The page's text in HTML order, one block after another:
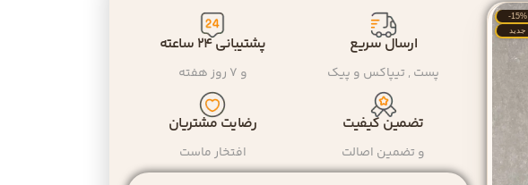
-15%
جدید
ارسال سریع
پست , تیپاکس و پیک
پشتیبانی ۲۴ ساعته
و ۷ روز هفته
تضمین کیفیت
و تضمین اصالت
رضایت مشتریان
افتخار ماست